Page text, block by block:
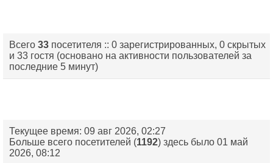
Всего 33 посетителя :: 0 зарегистрированных, 0 скрытых
и 33 гостя (основано на активности пользователей за
последние 5 минут)
Текущее время: 09 авг 2026, 02:27
Больше всего посетителей (1192) здесь было 01 май
2026, 08:12